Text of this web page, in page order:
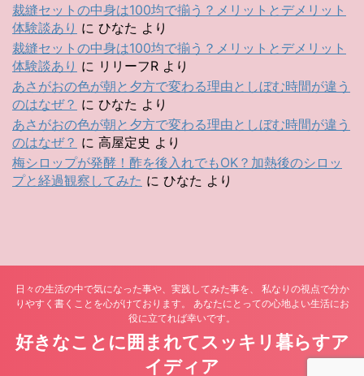
裁縫セットの中身は100均で揃う？メリットとデメリット
体験談あり に ひなた より
裁縫セットの中身は100均で揃う？メリットとデメリット
体験談あり に リリーフR より
あさがおの色が朝と夕方で変わる理由としぼむ時間が違う
のはなぜ？ に ひなた より
あさがおの色が朝と夕方で変わる理由としぼむ時間が違う
のはなぜ？ に 高屋定史 より
梅シロップが発酵！酢を後入れでもOK？加熱後のシロッ
プと経過観察してみた に ひなた より
日々の生活の中で気になった事や、実践してみた事を、 私なりの視点で分か
りやすく書くことを心がけております。 あなたにとっての心地よい生活にお
役に立てれば幸いです。
好きなことに囲まれてスッキリ暮らすア
イディア